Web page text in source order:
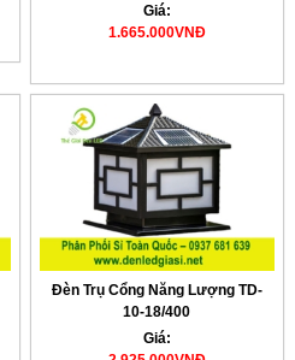
Giá:
1.665.000VNĐ
Đèn Trụ Cổng Năng Lượng TD-
10-18/400
Giá: